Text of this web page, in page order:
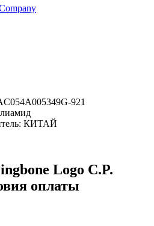
921
КИТАЙ
Logo C.P.
оплаты